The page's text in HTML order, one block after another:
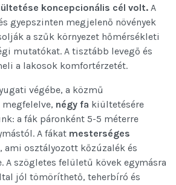
koncepcionális cél volt. A
gyepszinten megjelenő növények
a szűk környezet hőmérsékleti
mutatókat. A tisztább levegő és
a lakosok komfortérzetét.
végébe, a közmű
négy fa kiültetésére
a fák páronként 5-5 méterre
A fákat mesterséges
osztályozott kőzúzalék és
A szögletes felületű kövek egymásra
jól tömöríthető, teherbíró és